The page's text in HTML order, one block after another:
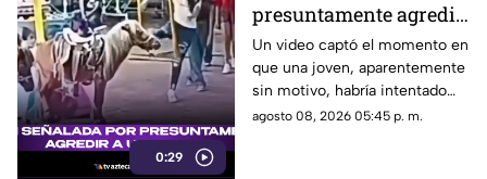
0:29
presuntamente agredir
a un pony en feria de
Pueblo Mágico
Un video captó el momento en
que una joven, aparentemente
sin motivo, habría intentado
agredir a un pequeño pony.
agosto 08, 2026 05:45 p. m.